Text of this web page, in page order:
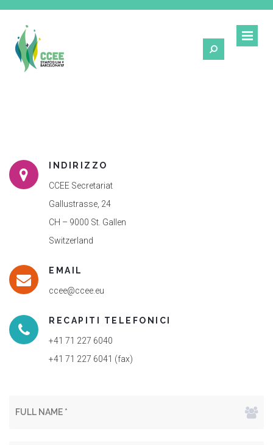
INDIRIZZO
CCEE Secretariat
Gallustrasse, 24
CH – 9000 St. Gallen
Switzerland
EMAIL
ccee@ccee.eu
RECAPITI TELEFONICI
+41 71 227 6040
+41 71 227 6041 (fax)